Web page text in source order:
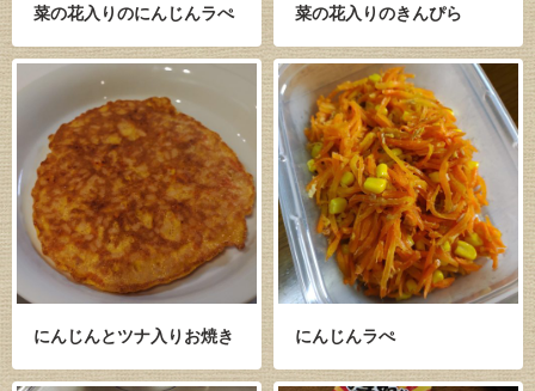
菜の花入りのにんじんラぺ 菜の花入りのきんぴら
にんじんとツナ入りお焼き にんじんラぺ